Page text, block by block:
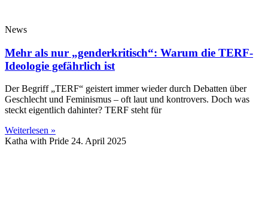
News
Mehr als nur „genderkritisch“: Warum die TERF-
Ideologie gefährlich ist
Der Begriff „TERF“ geistert immer wieder durch Debatten über
Geschlecht und Feminismus – oft laut und kontrovers. Doch was
steckt eigentlich dahinter? TERF steht für
Weiterlesen »
Katha with Pride 24. April 2025